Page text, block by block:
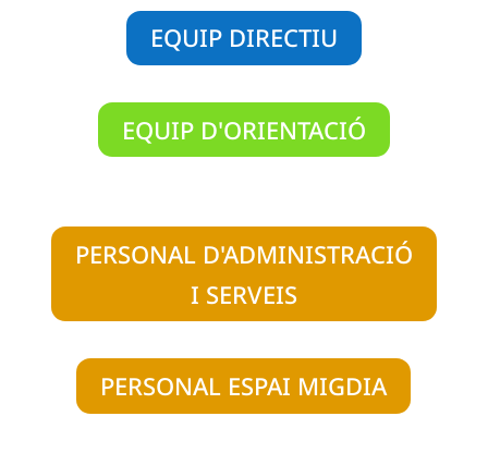
EQUIP DIRECTIU
EQUIP D'ORIENTACIÓ
PERSONAL D'ADMINISTRACIÓ
I SERVEIS
PERSONAL ESPAI MIGDIA